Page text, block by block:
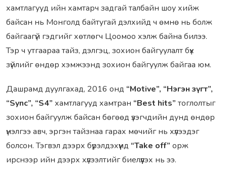
хамтлагууд ийн хамтарч задгай талбайн шоу хийж
байсан нь Монголд байтугай дэлхийд ч өмнө нь болж
байгаагүй гэдгийг хөтлөгч Цоомоо хэлж байна билээ.
Тэр ч утгаараа тайз, дэлгэц, зохион байгуулалт бүх
зүйлийг өндөр хэмжээнд зохион байгуулж байгаа юм.
Дашрамд дуулгахад, 2016 онд “Motive”, “Нэгэн зүгт”,
“Sync”, “S4” хамтлагууд хамтран “Best hits” тоглолтыг
зохион байгуулж байсан бөгөөд үзэгчдийн дунд өндөр
үнэлгээ авч, эргэн тайзнаа гарах мөчийг нь хүлээдэг
болсон. Тэгвэл дээрх бүрэлдэхүүнд “Take off” орж
ирснээр ийн дээрх хүлээлтийг биелүүлэх нь ээ.